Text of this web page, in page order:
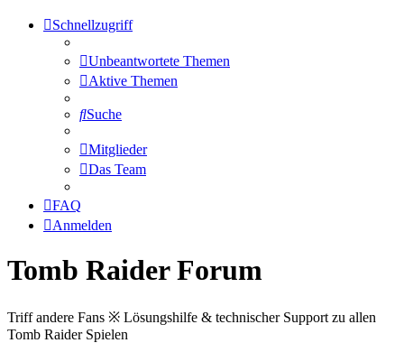
Schnellzugriff
Unbeantwortete Themen
Aktive Themen
Suche
Mitglieder
Das Team
FAQ
Anmelden
Tomb Raider Forum
Triff andere Fans ※ Lösungshilfe & technischer Support zu allen
Tomb Raider Spielen